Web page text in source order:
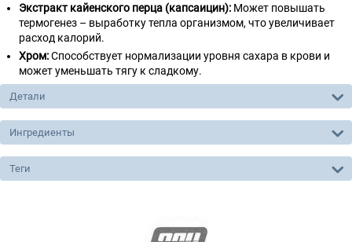
Экстракт кайенского перца (капсаицин): Может повышать
термогенез – выработку тепла организмом, что увеличивает
расход калорий.
Хром:Способствует нормализации уровня сахара в крови и
может уменьшать тягу к сладкому.
Детали
Ингредиенты
Теги